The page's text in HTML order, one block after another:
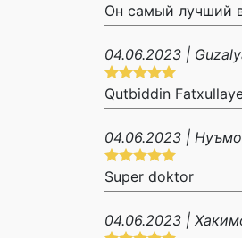
Он самый лучший
04.06.2023 |
Qutbiddin
04.06.2023 |
Super doktor
04.06.2023 |